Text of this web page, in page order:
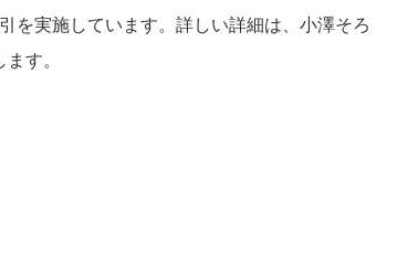
を実施しています。詳しい詳細は、小澤そろ
す。